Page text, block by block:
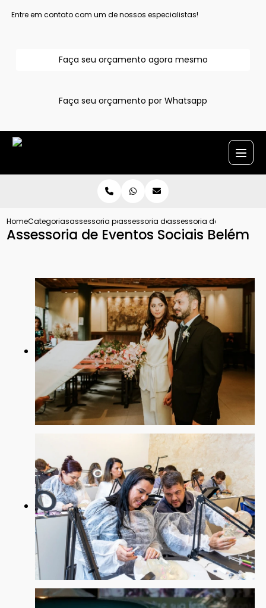
Entre em contato com um de nossos especialistas!
Faça seu orçamento agora mesmo
Faça seu orçamento por Whatsapp
HomeCategoriasassessoria para eventoassessoria de eventosassessoria de eventos
Assessoria de Eventos Sociais Belém